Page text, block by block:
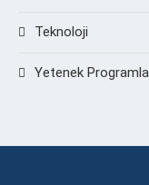
Teknoloji
Yetenek